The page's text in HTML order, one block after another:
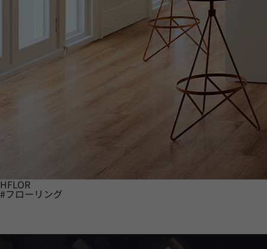
HFLOR
#フローリング